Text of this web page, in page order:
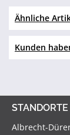
Ähnliche
Kunden
STANDORTE
Albrecht-